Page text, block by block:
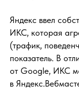
Яндекс ввел
ИКС, которая
(трафик,
показатель. В
от Google, ИКС
в